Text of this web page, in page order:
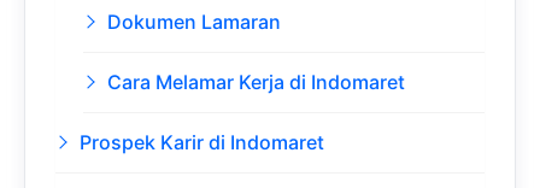
Dokumen Lamaran
Cara Melamar Kerja di Indomaret
Prospek Karir di Indomaret